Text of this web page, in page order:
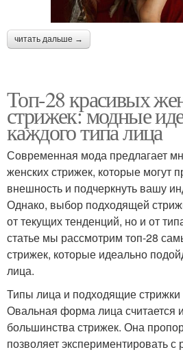
читать дальше →
Топ-28 красивых
стрижек: модные
каждого типа лица
Современная мода предлагает
женских стрижек, которые могут
внешность и подчеркнуть вашу
Однако, выбор подходящей
от текущих тенденций, но и от
статье мы рассмотрим топ-28
стрижек, которые идеально
лица.
Типы лица и подходящие
Овальная форма лица считается
большинства стрижек. Она
позволяет экспериментировать